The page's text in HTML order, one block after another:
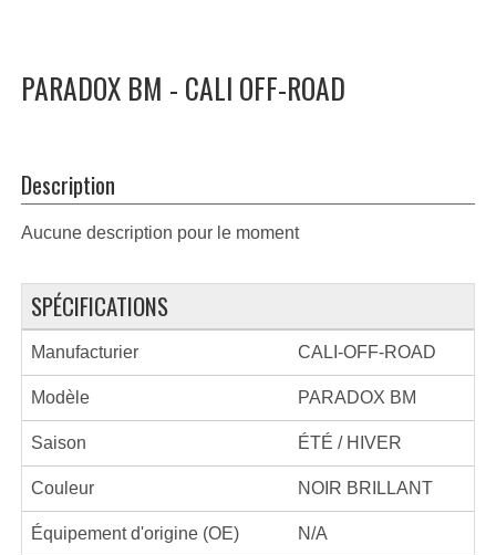
PARADOX BM - CALI OFF-ROAD
Description
Aucune description pour le moment
SPÉCIFICATIONS
Manufacturier CALI-OFF-ROAD
Modèle PARADOX BM
Saison ÉTÉ / HIVER
Couleur NOIR BRILLANT
Équipement d'origine (OE) N/A